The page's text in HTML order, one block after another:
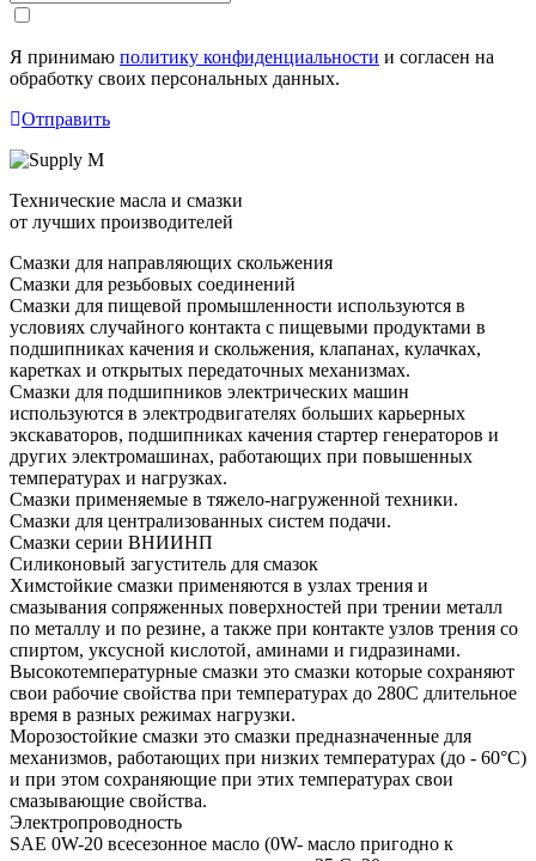
Я принимаю политику конфиденциальности и согласен на
обработку своих персональных данных.
Отправить
Технические масла и смазки
от лучших производителей
Смазки для направляющих скольжения
Смазки для резьбовых соединений
Смазки для пищевой промышленности используются в
условиях случайного контакта с пищевыми продуктами в
подшипниках качения и скольжения, клапанах, кулачках,
каретках и открытых передаточных механизмах.
Смазки для подшипников электрических машин
используются в электродвигателях больших карьерных
экскаваторов, подшипниках качения стартер генераторов и
других электромашинах, работающих при повышенных
температурах и нагрузках.
Смазки применяемые в тяжело-нагруженной техники.
Смазки для централизованных систем подачи.
Смазки серии ВНИИНП
Силиконовый загуститель для смазок
Химстойкие смазки применяются в узлах трения и
смазывания сопряженных поверхностей при трении металл
по металлу и по резине, а также при контакте узлов трения со
спиртом, уксусной кислотой, аминами и гидразинами.
Высокотемпературные смазки это смазки которые сохраняют
свои рабочие свойства при температурах до 280С длительное
время в разных режимах нагрузки.
Морозостойкие смазки это смазки предназначенные для
механизмов, работающих при низких температурах (до - 60°С)
и при этом сохраняющие при этих температурах свои
смазывающие свойства.
Электропроводность
SAE 0W-20 всесезонное масло (0W- масло пригодно к